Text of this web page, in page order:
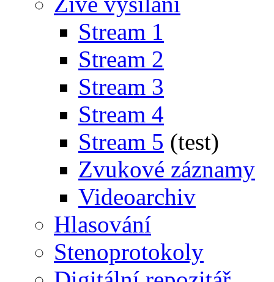
Stream 1
Stream 2
Stream 3
Stream 4
Stream 5 (test)
Zvukové záznamy
Videoarchiv
Hlasování
Stenoprotokoly